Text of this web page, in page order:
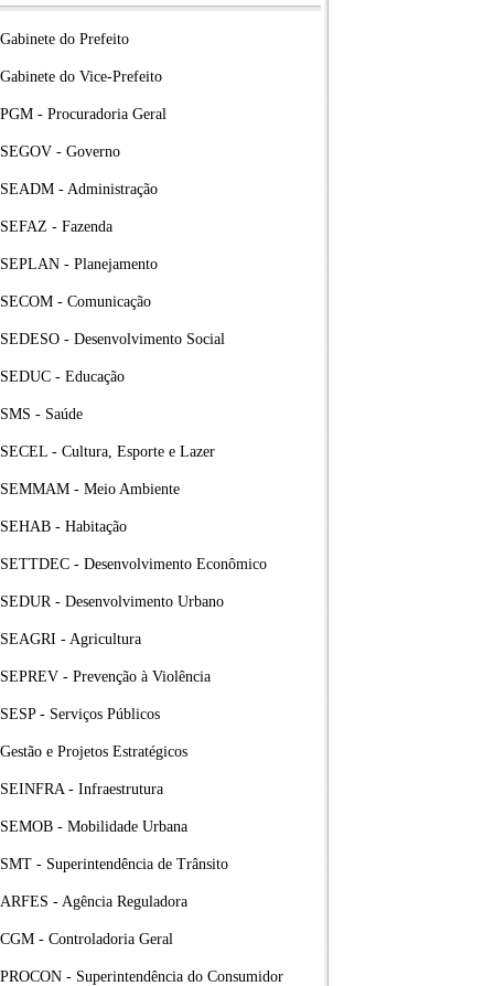
Gabinete do Prefeito
Gabinete do Vice-Prefeito
PGM - Procuradoria Geral
SEGOV - Governo
SEADM - Administração
SEFAZ - Fazenda
SEPLAN - Planejamento
SECOM - Comunicação
SEDESO - Desenvolvimento Social
SEDUC - Educação
SMS - Saúde
SECEL - Cultura, Esporte e Lazer
SEMMAM - Meio Ambiente
SEHAB - Habitação
SETTDEC - Desenvolvimento Econômico
SEDUR - Desenvolvimento Urbano
SEAGRI - Agricultura
SEPREV - Prevenção à Violência
SESP - Serviços Públicos
Gestão e Projetos Estratégicos
SEINFRA - Infraestrutura
SEMOB - Mobilidade Urbana
SMT - Superintendência de Trânsito
ARFES - Agência Reguladora
CGM - Controladoria Geral
PROCON - Superintendência do Consumidor